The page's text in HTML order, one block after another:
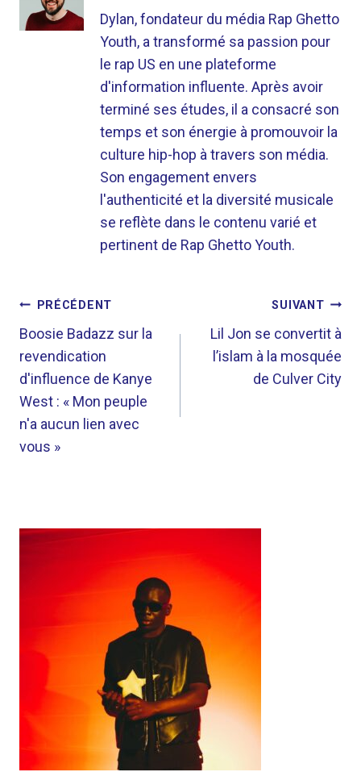
Dylan, fondateur du média Rap Ghetto
Youth, a transformé sa passion pour
le rap US en une plateforme
d'information influente. Après avoir
terminé ses études, il a consacré son
temps et son énergie à promouvoir la
culture hip-hop à travers son média.
Son engagement envers
l'authenticité et la diversité musicale
se reflète dans le contenu varié et
pertinent de Rap Ghetto Youth.
NAVIGATION
DE
L’ARTICLE
PRÉCÉDENT
Boosie Badazz sur la
revendication
d'influence de Kanye
West : « Mon peuple
n'a aucun lien avec
vous »
SUIVANT
Lil Jon se convertit à
l’islam à la mosquée
de Culver City